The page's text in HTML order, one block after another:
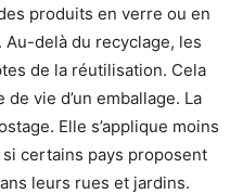
produits en verre ou en
Au-delà du recyclage, les
de la réutilisation. Cela
vie d’un emballage. La
Elle s’applique moins
certains pays proposent
leurs rues et jardins.